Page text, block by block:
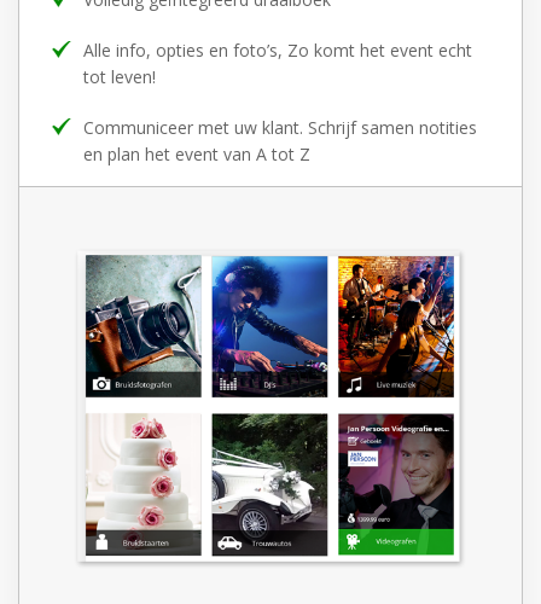
Alle info, opties en foto’s, Zo komt het event echt
tot leven!
Communiceer met uw klant. Schrijf samen notities
en plan het event van A tot Z